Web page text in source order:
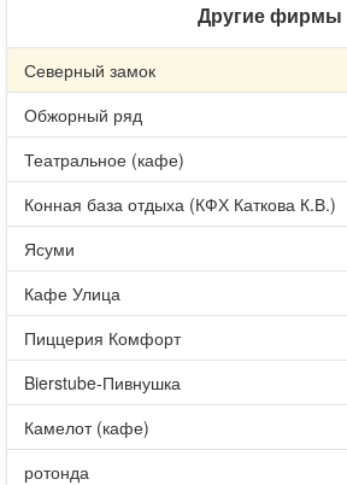
Другие фирмы
Северный замок
Обжорный ряд
Театральное (кафе)
Конная база отдыха (КФХ Каткова К.В.)
Ясуми
Кафе Улица
Пиццерия Комфорт
Bierstube-Пивнушка
Камелот (кафе)
ротонда